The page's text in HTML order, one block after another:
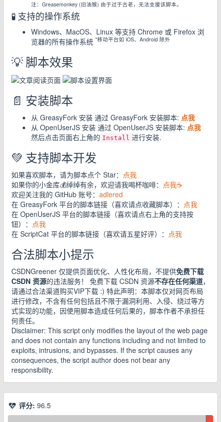
注：Greasemonkey (旧油猴) 由于过于古老，无法支援该脚本。
🧪 支持的操作系统
Windows、MacOS、Linux 等支持 Chrome 或 Firefox 浏
览器的所有操作系统 *移动平台如 iOS、Android 除外
💡 脚本效果
📄 安装脚本
从 GreasyFork 安装 通过 GreasyFork 安装脚本: 点我
从 OpenUserJS 安装 通过 OpenUserJS 安装脚本: 点我
然后点击页面右上角的 Install 进行安装.
💚 支持脚本开发
如果喜欢脚本，请为脚本点个 Star： 点我
如果你的小金库💰绰绰有余，欢迎请我喝杯咖啡： 点我☕
欢迎关注我的 GitHub 账号： adlered
在 GreasyFork 平台的脚本链接（喜欢请点收藏脚本）： 点我
在 OpenUserJS 平台的脚本链接（喜欢请点右上角的支持按
钮）： 点我
在 ScriptCat 平台的脚本链接（喜欢请五星好评）： 点我
合法脚本小提示
CSDNGreener 仅提供页面优化、人性化布局，不提供免费下载
CSDN 资源的违法服务！ 免费下载 CSDN 资源不存在任何渠道，
请通过合法渠道购买VIP下载 :) 特此声明：本脚本仅对网页布局
进行修改，不含有任何包括且不限于漏洞利用、入侵、绕过等方
式实现的功能，因使用脚本造成任何后果的，脚本作者不承担任
何责任。
Disclaimer: This script only modifies the layout of the web page
and does not contain any functions including and not limited to
exploits, intrusions, and bypasses. If the script causes any
consequences, the script author does not bear any
responsibility.
评分: 96.5